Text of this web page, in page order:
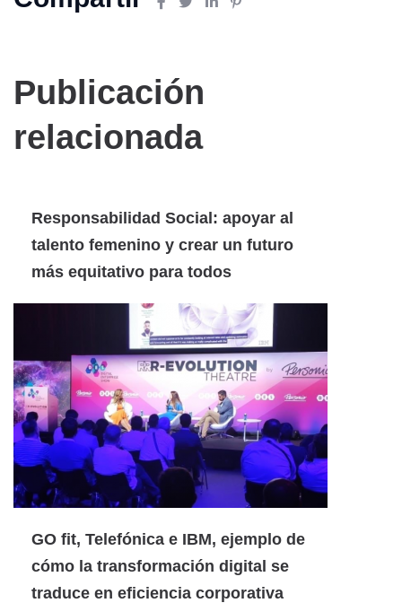
Publicación
relacionada
Responsabilidad Social: apoyar al
talento femenino y crear un futuro
más equitativo para todos
GO fit, Telefónica e IBM, ejemplo de
cómo la transformación digital se
traduce en eficiencia corporativa